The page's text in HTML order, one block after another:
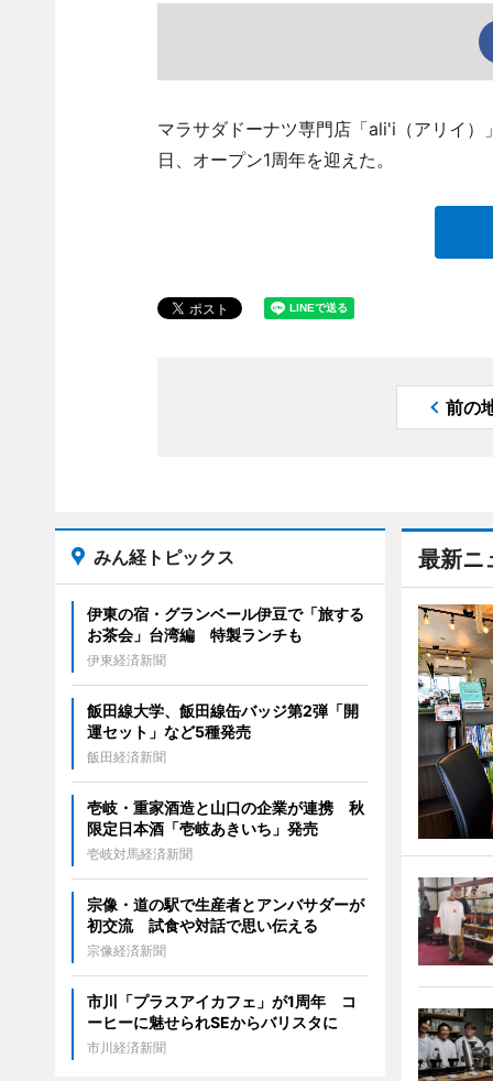
マラサダドーナツ専門店「ali'i（アリイ
日、オープン1周年を迎えた。
前の
最新ニ
みん経トピックス
伊東の宿・グランベール伊豆で「旅する
お茶会」台湾編 特製ランチも
伊東経済新聞
飯田線大学、飯田線缶バッジ第2弾「開
運セット」など5種発売
飯田経済新聞
壱岐・重家酒造と山口の企業が連携 秋
限定日本酒「壱岐あきいち」発売
壱岐対馬経済新聞
宗像・道の駅で生産者とアンバサダーが
初交流 試食や対話で思い伝える
宗像経済新聞
市川「プラスアイカフェ」が1周年 コ
ーヒーに魅せられSEからバリスタに
市川経済新聞